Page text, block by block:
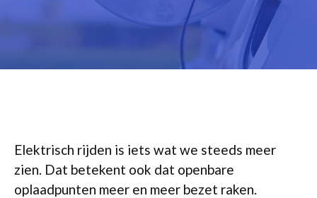
Elektrisch rijden is iets wat we steeds meer
zien. Dat betekent ook dat openbare
oplaadpunten meer en meer bezet raken.